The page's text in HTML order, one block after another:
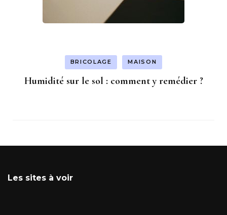
BRICOLAGE MAISON
Humidité sur le sol : comment y remédier ?
Les sites à voir